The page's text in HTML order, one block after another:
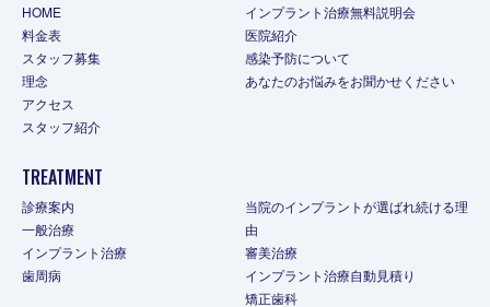
HOME
料金表
スタッフ募集
理念
アクセス
スタッフ紹介
インプラント治療無料説明会
医院紹介
感染予防について
あなたのお悩みをお聞かせください
TREATMENT
診療案内
一般治療
インプラント治療
歯周病
当院のインプラントが選ばれ続ける理
由
審美治療
インプラント治療自動見積り
矯正歯科